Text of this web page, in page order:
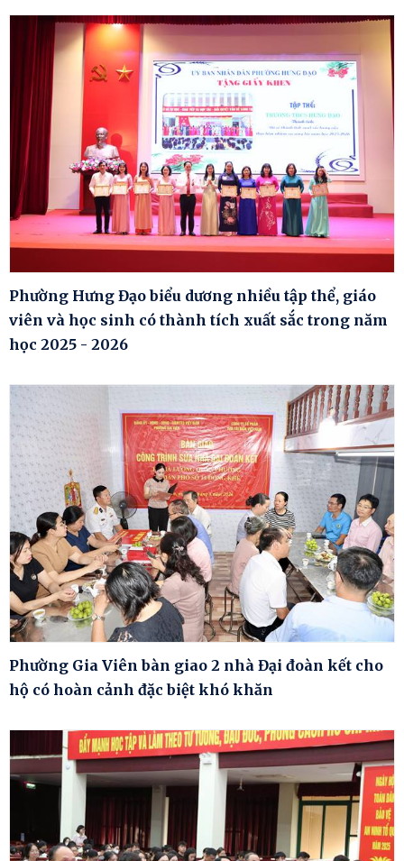
Phường Hưng Đạo biểu dương nhiều tập thể, giáo
viên và học sinh có thành tích xuất sắc trong năm
học 2025 - 2026
Phường Gia Viên bàn giao 2 nhà Đại đoàn kết cho
hộ có hoàn cảnh đặc biệt khó khăn